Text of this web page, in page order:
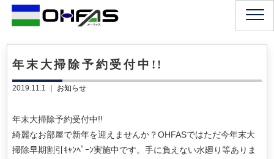
年末大掃除予約受付中!!
2019.11.1 ｜ お知らせ
年末大掃除予約受付中!!
綺麗なお部屋で新年を迎えませんか？OHFASではただ今年末大
掃除早期割引ｷｬﾝﾍﾟｰﾝ実施中です。手に負えない水廻り等ありま